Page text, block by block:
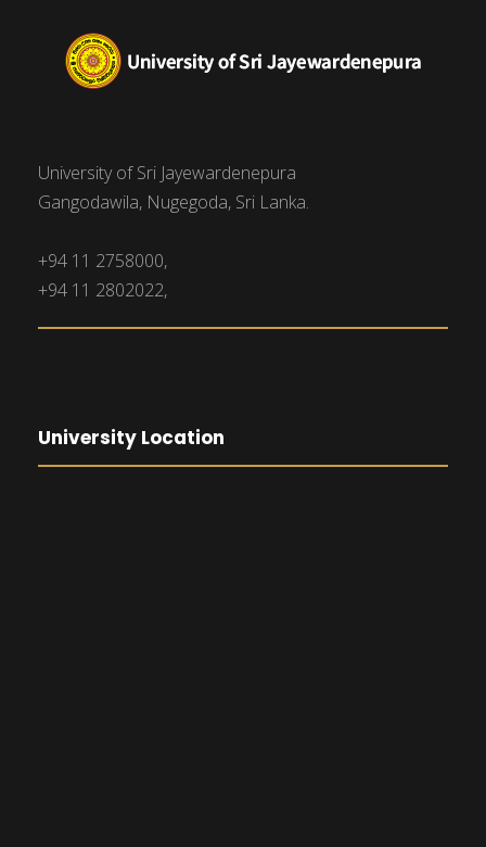
University of Sri Jayewardenepura
Gangodawila, Nugegoda, Sri Lanka.
+94 11 2758000,
+94 11 2802022,
University Location